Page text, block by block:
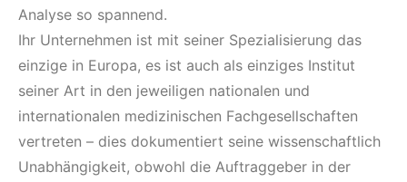
Analyse so spannend.
Ihr Unternehmen ist mit seiner Spezialisierung das
einzige in Europa, es ist auch als einziges Institut
seiner Art in den jeweiligen nationalen und
internationalen medizinischen Fachgesellschaften
vertreten – dies dokumentiert seine wissenschaftlich
Unabhängigkeit, obwohl die Auftraggeber in der